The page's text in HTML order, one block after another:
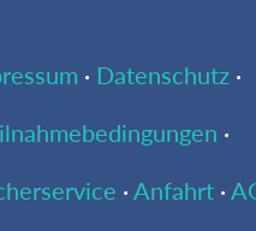
· Datenschutz·
·
· Anfahrt ·